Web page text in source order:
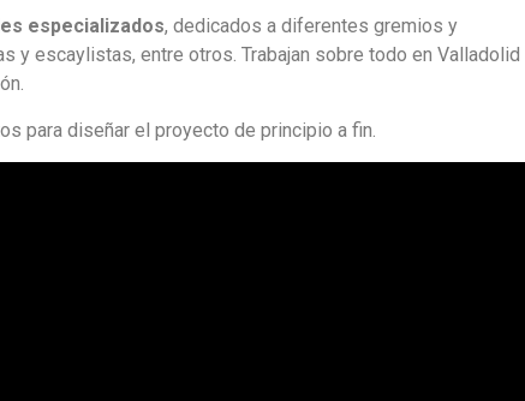
especializados, dedicados a diferentes gremios y
y escaylistas, entre otros. Trabajan sobre todo en Valladolid
para diseñar el proyecto de principio a fin.